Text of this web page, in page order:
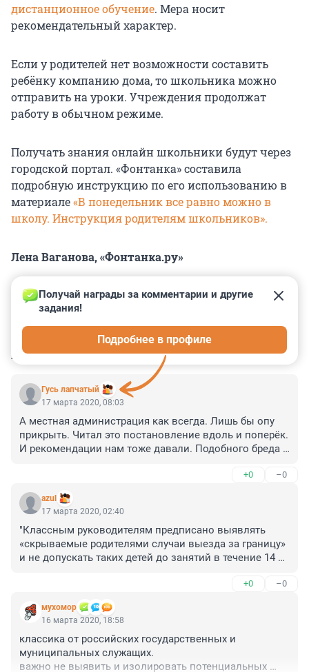
дистанционное обучение. Мера носит
рекомендательный характер.
Если у родителей нет возможности составить
ребёнку компанию дома, то школьника можно
отправить на уроки. Учреждения продолжат
работу в обычном режиме.
Получать знания онлайн школьники будут через
городской портал. «Фонтанка» составила
подробную инструкцию по его использованию в
материале«В понедельник все равно можно в
школу. Инструкция родителям школьников».
Лена Ваганова, «Фонтанка.ру»
КОММЕНТАРИИ 4
Гусь лапчатый
Получай награды за комментарии и другие
задания!
Подробнее в профиле
17 марта 2020, 08:03
А местная администрация как всегда. Лишь бы опу
прикрыть. Читал это постановление вдоль и поперёк.
И рекомендации нам тоже давали. Подобного бреда
+0 –0
azul
17 марта 2020, 02:40
"Классным руководителям предписано выявлять
«скрываемые родителями случаи выезда за границу»
и не допускать таких детей до занятий в течение 14
+0 –0
мухомор
16 марта 2020, 18:58
классика от российских государственных и
муниципальных служащих.
важно не выявить и изолировать потенциальных